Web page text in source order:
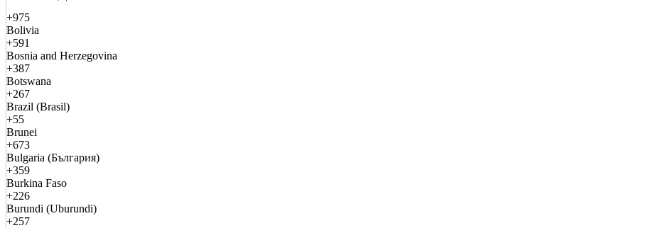
+975
Bolivia
+591
Bosnia and Herzegovina
+387
Botswana
+267
Brazil (Brasil)
+55
Brunei
+673
Bulgaria (България)
+359
Burkina Faso
+226
Burundi (Uburundi)
+257